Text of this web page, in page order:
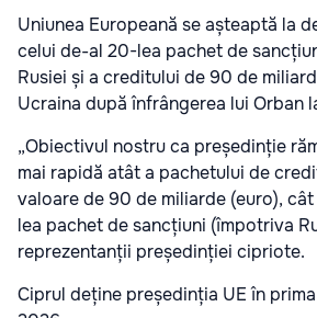
Uniunea Europeană se așteaptă la
celui de-al 20-lea pachet de
Rusiei și a creditului de 90 de
Ucraina după înfrângerea lui Orban
„Obiectivul nostru ca președinție
mai rapidă atât a pachetului de
valoare de 90 de miliarde (euro),
lea pachet de sancțiuni (împotriva
reprezentanții președinției cipriote.
Ciprul deține președinția UE în